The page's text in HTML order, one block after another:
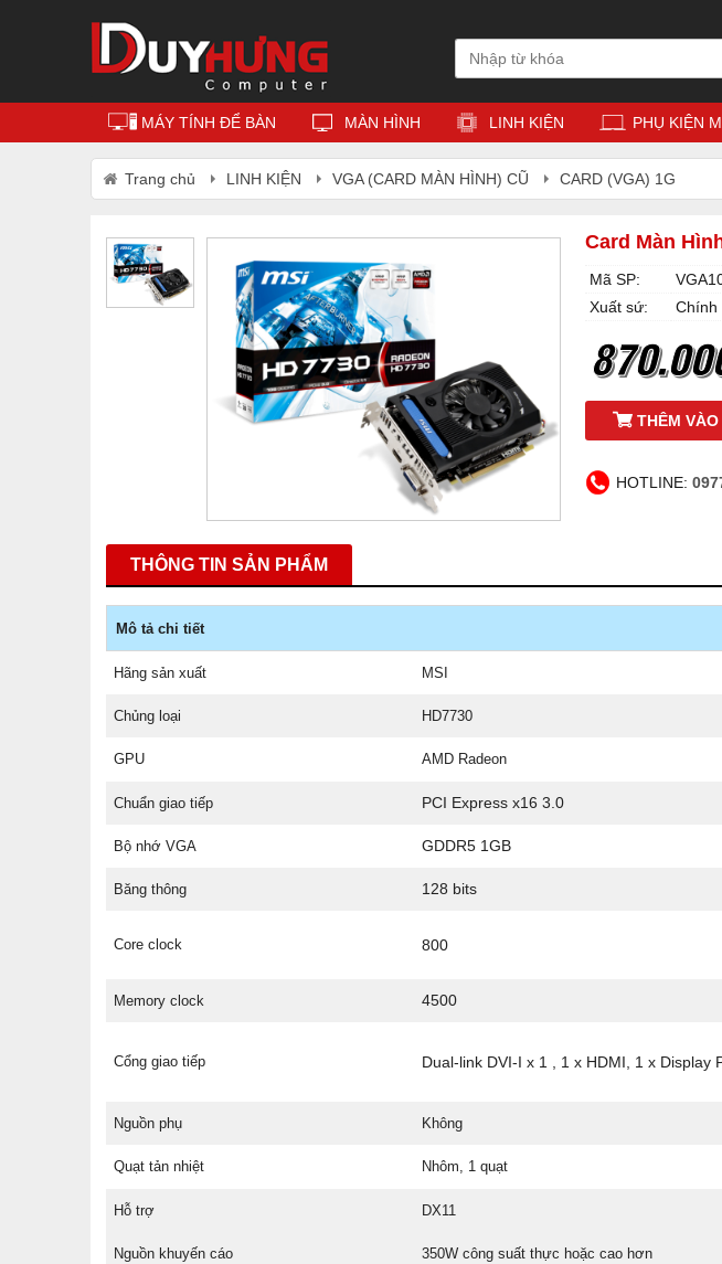
MÁY TÍNH ĐỂ BÀN MÀN HÌNH LINH KIỆN PHỤ KIỆN
Trang chủ LINH KIỆN VGA (CARD MÀN HÌNH) CŨ CARD (VGA) 1G
Card Màn
Mã SP:
Xuất sứ:
Chính
THÊM
HOTLINE:
THÔNG TIN SẢN PHẨM
Mô tả chi tiết
Hãng sản xuất MSI
Chủng loại HD7730
GPU AMD Radeon
Chuẩn giao tiếp PCI Express x16 3.0
Bộ nhớ VGA GDDR5 1GB
Băng thông 128 bits
Core clock 800
Memory clock 4500
Cổng giao tiếp Dual-link DVI-I x 1 , 1 x HDMI, 1 x Display
Nguồn phụ Không
Quạt tản nhiệt Nhôm, 1 quạt
Hỗ trợ DX11
Nguồn khuyến cáo 350W công suất thực hoặc cao hơn